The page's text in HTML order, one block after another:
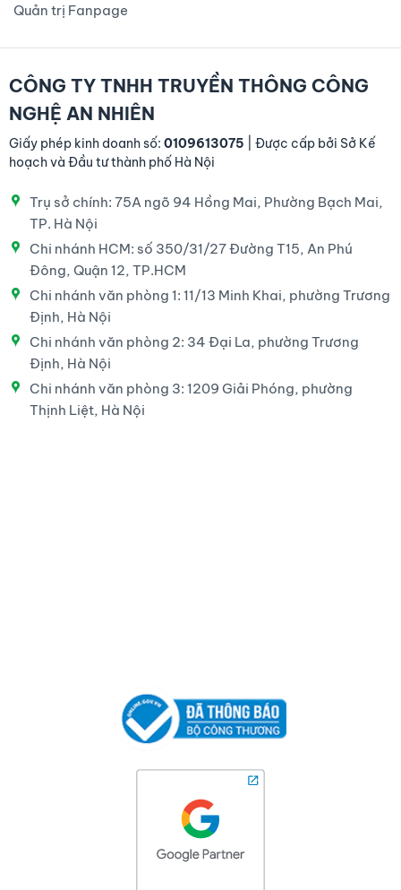
Quản trị Fanpage
CÔNG TY TNHH TRUYỀN THÔNG CÔNG
NGHỆ AN NHIÊN
Giấy phép kinh doanh số: 0109613075 | Được cấp bởi Sở Kế
hoạch và Đầu tư thành phố Hà Nội
Trụ sở chính: 75A ngõ 94 Hồng Mai, Phường Bạch Mai,
TP. Hà Nội
Chi nhánh HCM: số 350/31/27 Đường T15, An Phú
Đông, Quận 12, TP.HCM
Chi nhánh văn phòng 1: 11/13 Minh Khai, phường Trương
Định, Hà Nội
Chi nhánh văn phòng 2: 34 Đại La, phường Trương
Định, Hà Nội
Chi nhánh văn phòng 3: 1209 Giải Phóng, phường
Thịnh Liệt, Hà Nội